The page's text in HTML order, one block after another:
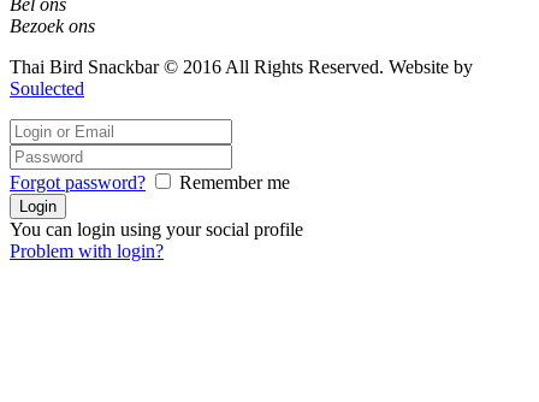
Bel ons
Bezoek ons
Thai Bird Snackbar © 2016 All Rights Reserved. Website by
Soulected
Forgot password? Remember me
You can login using your social profile
Problem with login?